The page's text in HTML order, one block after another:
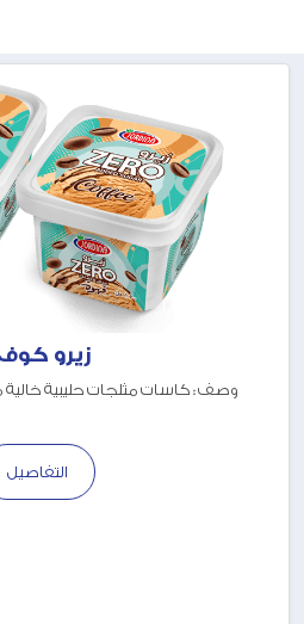
زيرو
وصف : كاسات مثلجات حليبية
التفاصيل